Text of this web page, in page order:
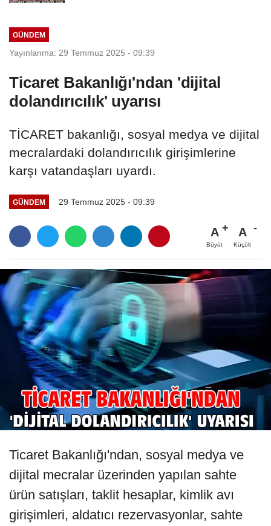
GÜNDEM
Yayınlanma: 29 Temmuz 2025 - 09:39
Ticaret Bakanlığı'ndan 'dijital
dolandırıcılık' uyarısı
TİCARET bakanlığı, sosyal medya ve dijital
mecralardaki dolandırıcılık girişimlerine
karşı vatandaşları uyardı.
GÜNDEM 29 Temmuz 2025 - 09:39
A
Büyüt
A
Küçült
Ticaret Bakanlığı'ndan, sosyal medya ve
dijital mecralar üzerinden yapılan sahte
ürün satışları, taklit hesaplar, kimlik avı
girişimleri, aldatıcı rezervasyonlar, sahte